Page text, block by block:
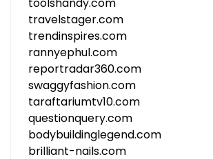
travelstager.com
trendinspires.com
rannyephul.com
reportradar360.com
swaggyfashion.com
taraftariumtv10.com
questionquery.com
bodybuildinglegend.com
brilliant-nails.com